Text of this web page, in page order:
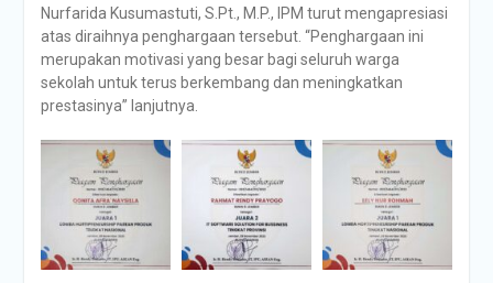
Nurfarida Kusumastuti, S.Pt., M.P., IPM turut mengapresiasi
atas diraihnya penghargaan tersebut. “Penghargaan ini
merupakan motivasi yang besar bagi seluruh warga
sekolah untuk terus berkembang dan meningkatkan
prestasinya” lanjutnya.